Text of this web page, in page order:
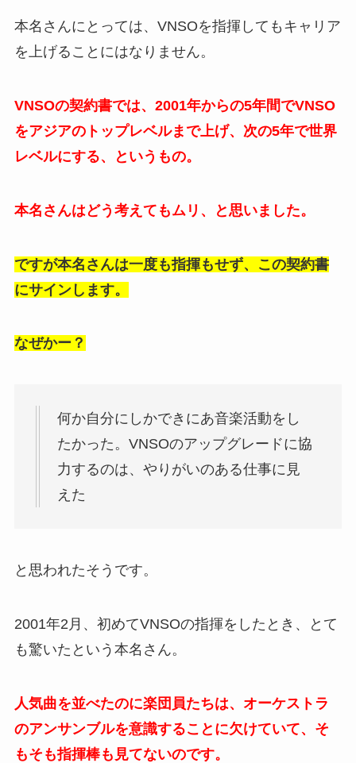
本名さんにとっては、VNSOを指揮してもキャリア
を上げることにはなりません。
VNSOの契約書では、2001年からの5年間でVNSO
をアジアのトップレベルまで上げ、次の5年で世界
レベルにする、というもの。
本名さんはどう考えてもムリ、と思いました。
ですが本名さんは一度も指揮もせず、この契約書
にサインします。
なぜかー？
何か自分にしかできにあ音楽活動をし
たかった。VNSOのアップグレードに協
力するのは、やりがいのある仕事に見
えた
と思われたそうです。
2001年2月、初めてVNSOの指揮をしたとき、とて
も驚いたという本名さん。
人気曲を並べたのに楽団員たちは、オーケストラ
のアンサンブルを意識することに欠けていて、そ
もそも指揮棒も見てないのです。